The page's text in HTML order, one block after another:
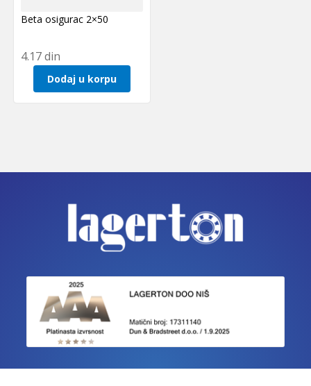
Beta osigurac 2×50
4.17din
Dodaj u korpu